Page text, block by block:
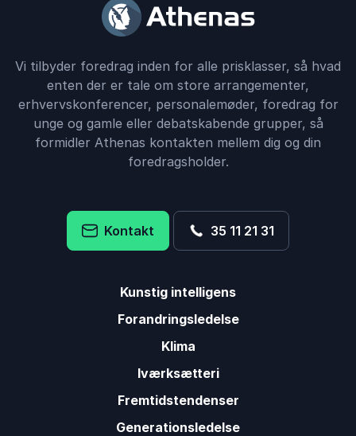
Vi tilbyder foredrag inden for alle prisklasser, så hvad
enten der er tale om store arrangementer,
erhvervskonferencer, personalemøder, foredrag for
unge og gamle eller debatskabende grupper, så
formidler Athenas kontakten mellem dig og din
foredragsholder.
Kontakt 35 11 21 31
Kunstig intelligens
Forandringsledelse
Klima
Iværksætteri
Fremtidstendenser
Generationsledelse